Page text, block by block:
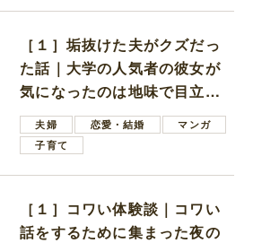
［１］垢抜けた夫がクズだっ
た話｜大学の人気者の彼女が
気になったのは地味で目立た
ない男子学生
夫婦 恋愛・結婚
マンガ
子育て
［１］コワい体験談｜コワい
話をするために集まった夜の